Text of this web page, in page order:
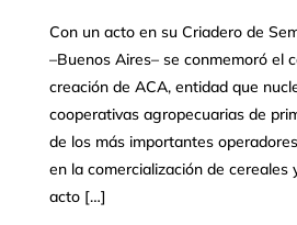
Con un acto en su Criadero de
–Buenos Aires– se conmemoró el
creación de ACA, entidad que
cooperativas agropecuarias de
de los más importantes
en la comercialización de cereales
acto […]